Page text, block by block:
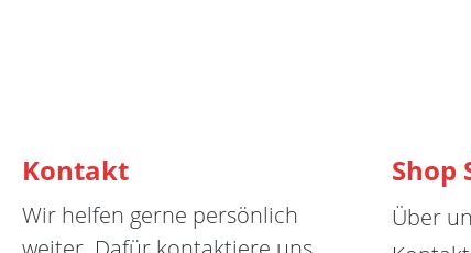
Kontakt
Wir helfen gerne persönlich
Shop
Über